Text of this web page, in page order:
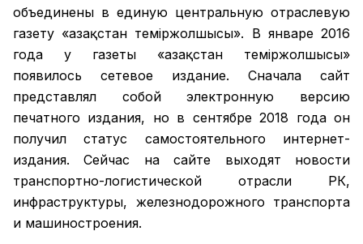
объединены в единую центральную отраслевую
газету «Қазақстан темiржолшысы». В январе 2016
года у газеты «Қазақстан теміржолшысы»
появилось сетевое издание. Сначала сайт
представлял собой электронную версию
печатного издания, но в сентябре 2018 года он
получил статус самостоятельного интернет-
издания. Сейчас на сайте выходят новости
транспортно-логистической отрасли РК,
инфраструктуры, железнодорожного транспорта
и машиностроения.